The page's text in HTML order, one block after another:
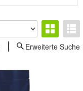
Erweiterte Suche